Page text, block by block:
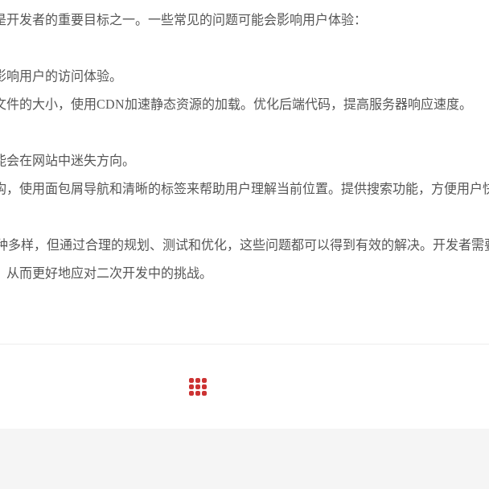
发者的重要目标之一。一些常见的问题可能会影响用户体验：
用户的访问体验。
件的大小，使用CDN加速静态资源的加载。优化后端代码，提高服务器响应速度。
在网站中迷失方向。
，使用面包屑导航和清晰的标签来帮助用户理解当前位置。提供搜索功能，方便用户
多样，但通过合理的规划、测试和优化，这些问题都可以得到有效的解决。开发者需
而更好地应对二次开发中的挑战。